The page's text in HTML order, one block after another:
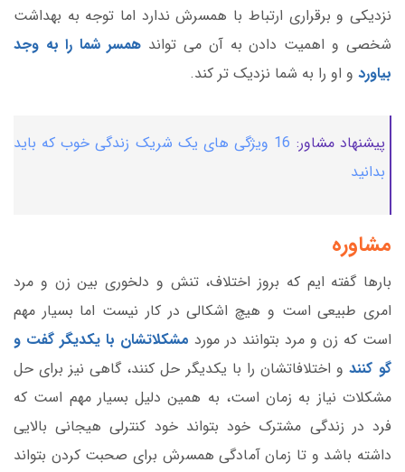
نزدیکی و برقراری ارتباط با همسرش ندارد اما توجه به بهداشت
شخصی و اهمیت دادن به آن می تواند همسر شما را به وجد
بیاورد و او را به شما نزدیک تر کند.
پیشنهاد مشاور:
16 ویژگی های یک شریک زندگی خوب که باید
بدانید
مشاوره
بارها گفته ایم که بروز اختلاف، تنش و دلخوری بین زن و مرد
امری طبیعی است و هیچ اشکالی در کار نیست اما بسیار مهم
است که زن و مرد بتوانند در مورد مشکلاتشان با یکدیگر گفت و
گو کنند و اختلافاتشان را با یکدیگر حل کنند، گاهی نیز برای حل
مشکلات نیاز به زمان است، به همین دلیل بسیار مهم است که
فرد در زندگی مشترک خود بتواند خود کنترلی هیجانی بالایی
داشته باشد و تا زمان آمادگی همسرش برای صحبت کردن بتواند